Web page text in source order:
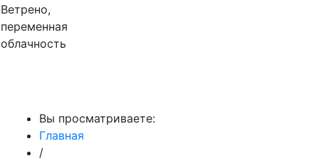
Ветрено,
переменная
облачность
Вы просматриваете:
Главная
/